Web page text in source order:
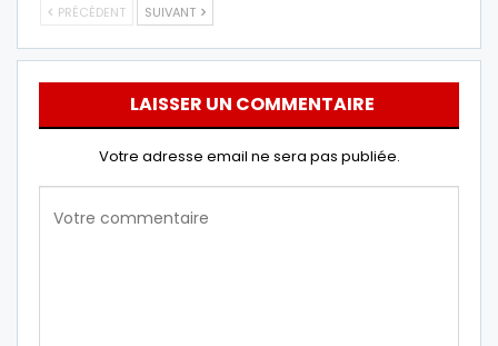
PRÉCÉDENT SUIVANT
LAISSER UN COMMENTAIRE
Votre adresse email ne sera pas publiée.